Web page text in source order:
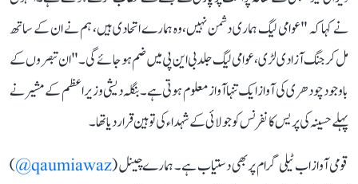
نے کہا کہ "عوامی لیگ ہماری دشمن نہیں، وہ ہمارے اتحادی ہیں، ہم نے ان کے ساتھ
مل کر جنگ آزادی لڑی، عوامی لیگ جلد بی این پی میں ضم ہو جائے گی۔" ان تبصروں کے
باوجود چودھری کی آواز ایک تنہا آواز معلوم ہوتی ہے۔ بنگلہ دیشی وزیراعظم کے مشیر نے
پہلے حسینہ کی پریس کانفرنس کو جولائی کے شہداء کی توہین قرار دیا تھا۔
قومی آواز اب ٹیلی گرام پر بھی دستیاب ہے۔ ہمارے چینل (qaumiawaz@
)